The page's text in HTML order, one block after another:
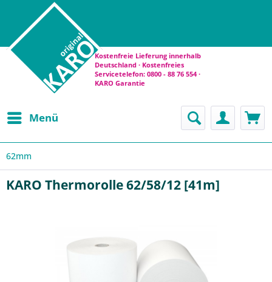
Kostenfreie Lieferung innerhalb
Deutschland · Kostenfreies
Servicetelefon: 0800 - 88 76 554 ·
KARO Garantie
Menü
62mm
KARO Thermorolle 62/58/12 [41m]